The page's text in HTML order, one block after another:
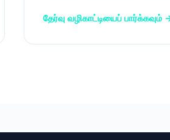
தேர்வு வழிகாட்டியைப் பார்க்கவும்